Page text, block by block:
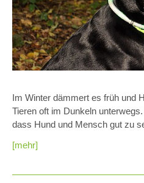
Im Winter dämmert es früh und
Tieren oft im Dunkeln
dass Hund und Mensch gut zu
[mehr]